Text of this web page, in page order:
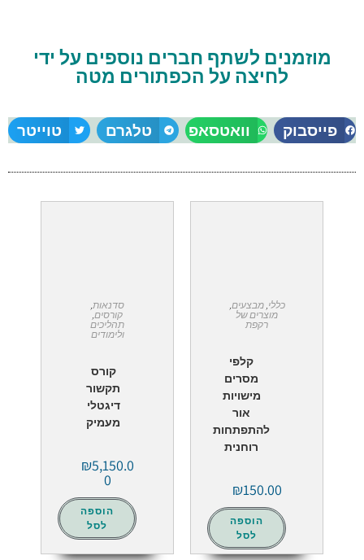
מוזמנים לשתף חברים נוספים על ידי
לחיצה על הכפתורים מטה
פייסבוק וואטסאפ טלגרם טוייטר
כללי ,מבצעים
מוצרים של
רקפת
קלפי
מסרים
מישויות
אור
להתפתחות
רוחנית
₪150.00
הוספה
לסל
סדנאות
קורסים
תהליכים
ולימודים
קורס
תקשור
דיגטלי
מעמיק
₪5,150.0
0
הוספה
לסל